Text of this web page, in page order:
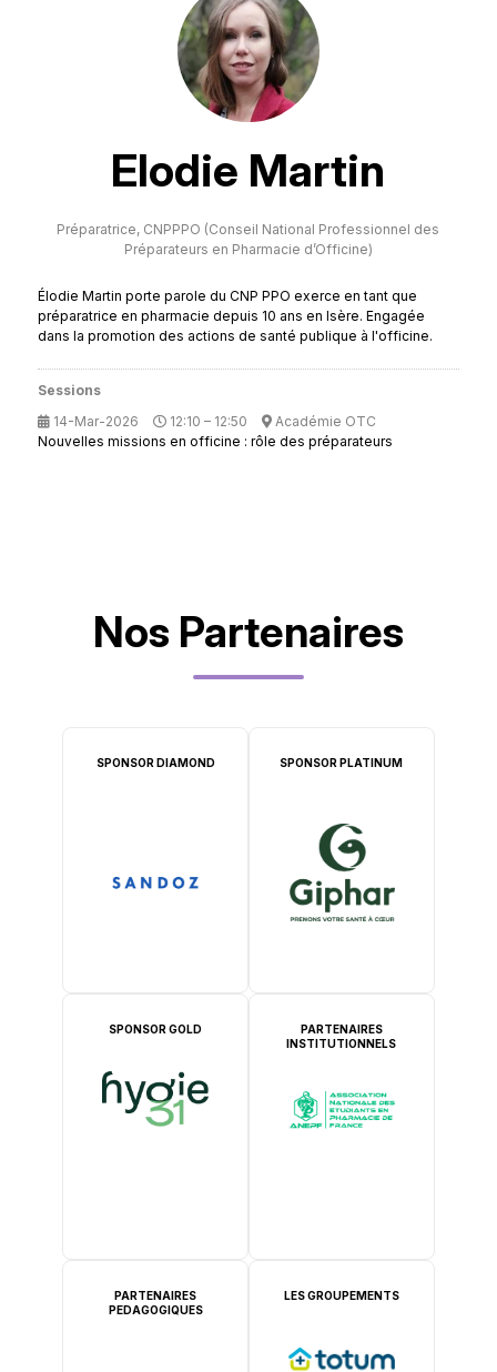
Elodie Martin
Préparatrice, CNPPPO (Conseil National Professionnel des
Préparateurs en Pharmacie d’Officine)
Élodie Martin porte parole du CNP PPO exerce en tant que
préparatrice en pharmacie depuis 10 ans en Isère. Engagée
dans la promotion des actions de santé publique à l'officine.
Sessions
14-Mar-2026
12:10 – 12:50
Académie OTC
Nouvelles missions en officine : rôle des préparateurs
Nos Partenaires
SPONSOR DIAMOND SPONSOR PLATINUM
SPONSOR GOLD
PARTENAIRES
INSTITUTIONNELS
PARTENAIRES
PEDAGOGIQUES
LES GROUPEMENTS